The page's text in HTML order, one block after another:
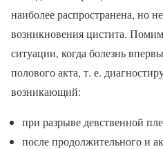
наиболее распространена, но
возникновения цистита.
ситуации, когда болезнь
полового акта, т. е.
возникающий:
при разрыве девственной
после продолжительного и